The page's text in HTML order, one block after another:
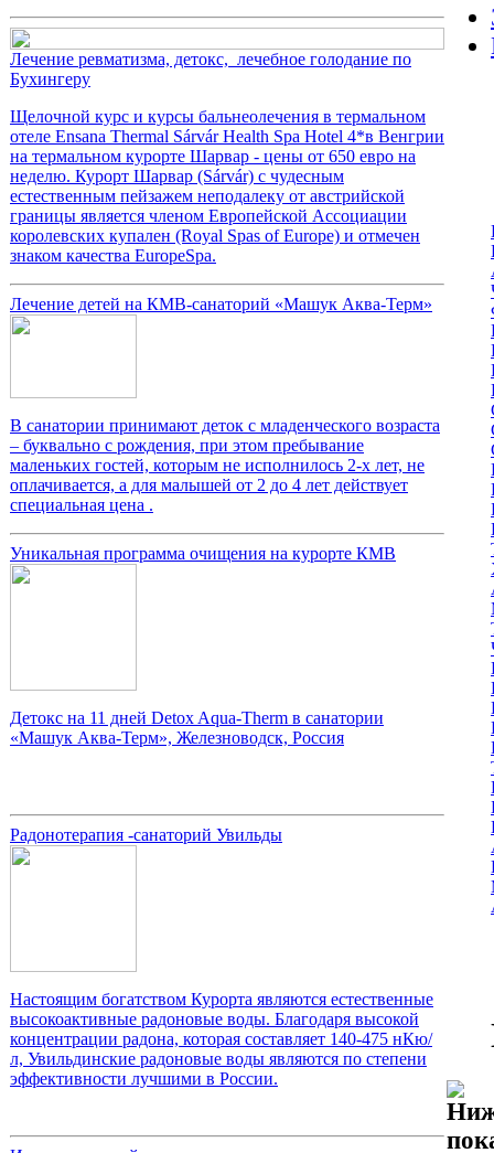
Лечение ревматизма, детокс, лечебное голодание по
Бухингеру
Щелочной курс и курсы бальнеолечения в термальном
отеле Ensana Thermal Sárvár Health Spa Hotel 4*в Венгрии
на термальном курорте Шарвар - цены от 650 евро на
неделю. Курорт Шарвар (Sárvár) с чудесным
естественным пейзажем неподалеку от австрийской
границы является членом Европейской Ассоциации
королевских купален (Royal Spas of Europe) и отмечен
знаком качества EuropeSpa.
Лечение детей на КМВ-санаторий «Машук Аква-Терм»
В санатории принимают деток с младенческого возраста
– буквально с рождения, при этом пребывание
маленьких гостей, которым не исполнилось 2-х лет, не
оплачивается, а для малышей от 2 до 4 лет действует
специальная цена .
Уникальная программа очищения на курорте КМВ
Детокс на 11 дней Detox Aqua-Therm в санатории
«Машук Аква-Терм», Железноводск, Россия
Радонотерапия -санаторий Увильды
Настоящим богатством Курорта являются естественные
высокоактивные радоновые воды. Благодаря высокой
концентрации радона, которая составляет 140-475 нКю/
л, Увильдинские радоновые воды являются по степени
эффективности лучшими в России.